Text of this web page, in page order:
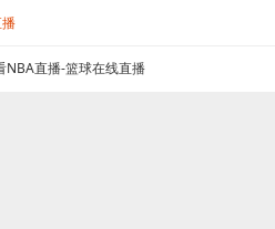
NBA直播-篮球在线直播